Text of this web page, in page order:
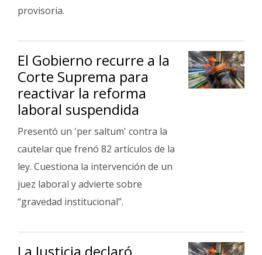
provisoria.
El Gobierno recurre a la
Corte Suprema para
reactivar la reforma
laboral suspendida
Presentó un 'per saltum' contra la
cautelar que frenó 82 artículos de la
ley. Cuestiona la intervención de un
juez laboral y advierte sobre
“gravedad institucional”.